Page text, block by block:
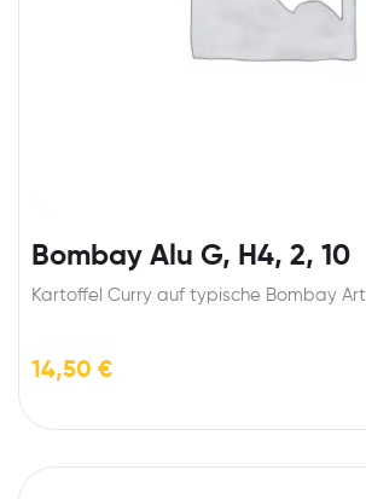
Bombay Alu G, H4, 2, 10
Kartoffel Curry auf typische Bombay Art
14,50 €